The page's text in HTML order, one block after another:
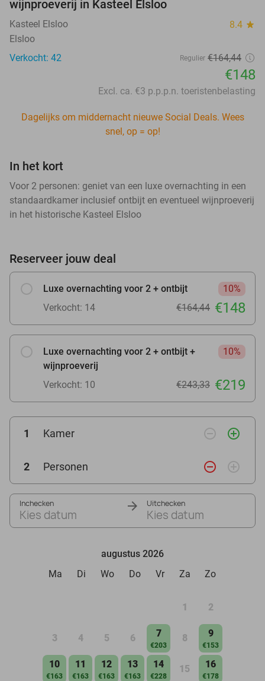
wijnproeverij in Kasteel Elsloo
Kasteel Elsloo 8.4 star
Elsloo
Verkocht: 42
Regulier €164,44
€148
Excl. ca. €3 p.p.p.n. toeristenbelasting
Dagelijks om middernacht nieuwe Social Deals. Wees
snel, op = op!
In het kort
Voor 2 personen: geniet van een luxe overnachting in een
standaardkamer inclusief ontbijt en eventueel wijnproeverij
in het historische Kasteel Elsloo
Reserveer jouw deal
Luxe overnachting voor 2 + ontbijt
10%
Verkocht: 14
€164,44 €148
Luxe overnachting voor 2 + ontbijt +
wijnproeverij
10%
Verkocht: 10 €243,33 €219
1 Kamer remove_circle_outline add_circle_outline
2 Personen remove_circle_outline add_circle_outline
Inchecken
Kies datum
Uitchecken
Kies datum
augustus 2026
Ma
Di Wo Do Vr Za Zo
1 2
3 4 5 6 7
€203
8 9
€153
10
€163
11
€163
12
€163
13
€163
14
€228
15 16
€178